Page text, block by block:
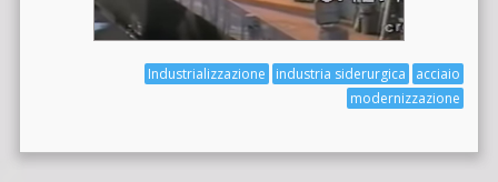
acciaio
industria siderurgica
Industrializzazione
modernizzazione